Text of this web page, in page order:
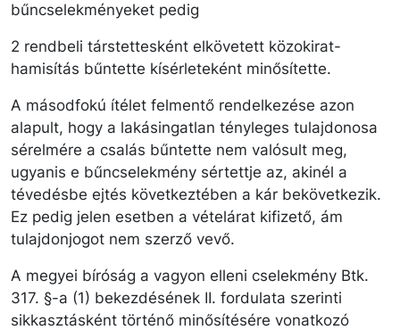
bűncselekményeket pedig
2 rendbeli társtettesként elkövetett közokirat-
hamisítás bűntette kísérleteként minősítette.
A másodfokú ítélet felmentő rendelkezése azon
alapult, hogy a lakásingatlan tényleges tulajdonosa
sérelmére a csalás bűntette nem valósult meg,
ugyanis e bűncselekmény sértettje az, akinél a
tévedésbe ejtés következtében a kár bekövetkezik.
Ez pedig jelen esetben a vételárat kifizető, ám
tulajdonjogot nem szerző vevő.
A megyei bíróság a vagyon elleni cselekmény Btk.
317. §-a (1) bekezdésének II. fordulata szerinti
sikkasztásként történő minősítésére vonatkozó